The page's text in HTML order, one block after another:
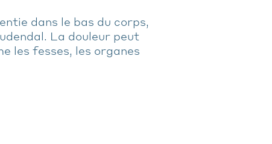
dans le bas du corps,
La douleur peut
les fesses, les organes